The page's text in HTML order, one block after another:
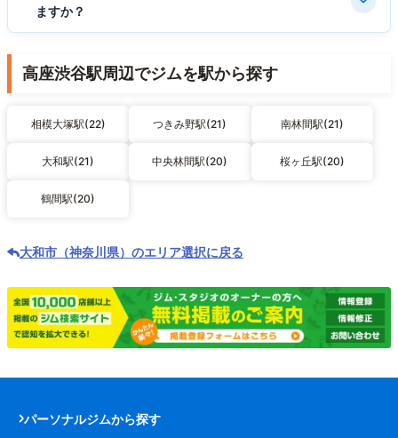
ますか？
高座渋谷駅周辺でジムを駅から探す
相模大塚駅(22) つきみ野駅(21) 南林間駅(21)
大和駅(21) 中央林間駅(20) 桜ヶ丘駅(20)
鶴間駅(20)
大和市（神奈川県）のエリア選択に戻る
パーソナルジムから探す